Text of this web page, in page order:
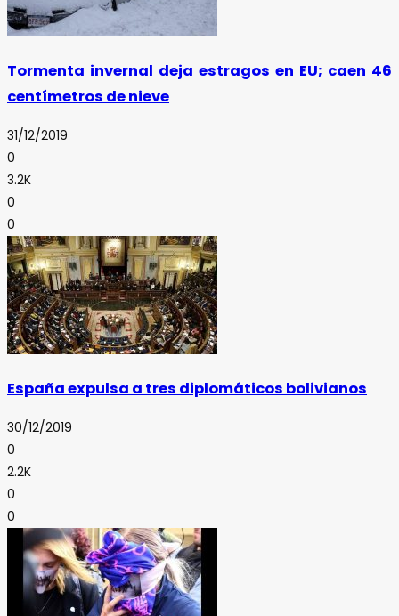
Tormenta invernal deja estragos en EU; caen 46
centímetros de nieve
31/12/2019
0
3.2K
0
0
España expulsa a tres diplomáticos bolivianos
30/12/2019
0
2.2K
0
0